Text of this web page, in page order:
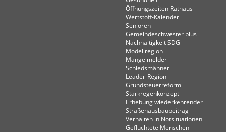
Öffnungszeiten Rathaus
Wertstoff-Kalender
Senioren –
Gemeindeschwester plus
Nachhaltigkeit SDG
Modellregion
Mängelmelder
Schiedsmänner
Leader-Region
Grundsteuerreform
Starkregenkonzept
Erhebung wiederkehrender
Straßenausbaubeitrag
Verhalten in Not­situationen
Geflüchtete Menschen